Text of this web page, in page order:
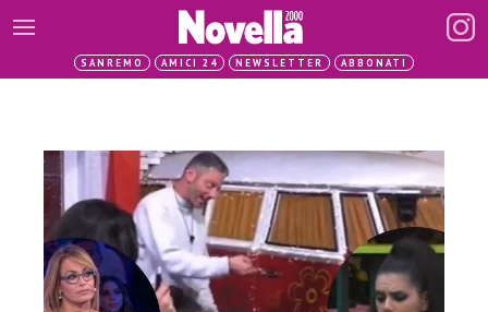
SANREMO AMICI 24 NEWSLETTER ABBONATI